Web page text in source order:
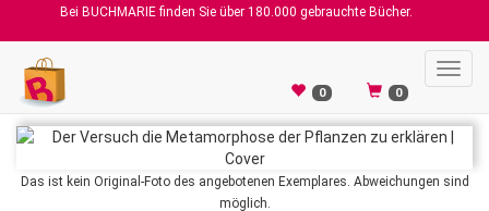
Bei BUCHMARIE finden Sie über 180.000 gebrauchte Bücher.
0 0
Das ist kein Original-Foto des angebotenen Exemplares. Abweichungen sind
möglich.